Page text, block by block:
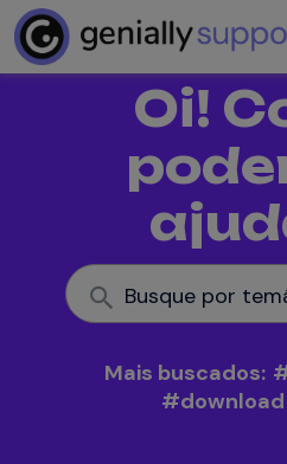
Oi!
Mais buscados:
#download